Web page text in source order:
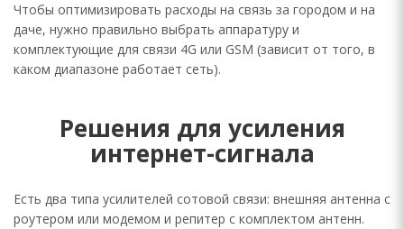
Чтобы оптимизировать расходы на связь за городом и на
даче, нужно правильно выбрать аппаратуру и
комплектующие для связи 4G или GSM (зависит от того, в
каком диапазоне работает сеть).
Решения для усиления
интернет-сигнала
Есть два типа усилителей сотовой связи: внешняя антенна с
роутером или модемом и репитер с комплектом антенн.